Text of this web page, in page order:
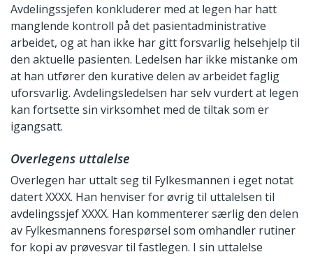
Avdelingssjefen konkluderer med at legen har hatt
manglende kontroll på det pasientadministrative
arbeidet, og at han ikke har gitt forsvarlig helsehjelp til
den aktuelle pasienten. Ledelsen har ikke mistanke om
at han utfører den kurative delen av arbeidet faglig
uforsvarlig. Avdelingsledelsen har selv vurdert at legen
kan fortsette sin virksomhet med de tiltak som er
igangsatt.
Overlegens uttalelse
Overlegen har uttalt seg til Fylkesmannen i eget notat
datert XXXX. Han henviser for øvrig til uttalelsen til
avdelingssjef XXXX. Han kommenterer særlig den delen
av Fylkesmannens forespørsel som omhandler rutiner
for kopi av prøvesvar til fastlegen. I sin uttalelse